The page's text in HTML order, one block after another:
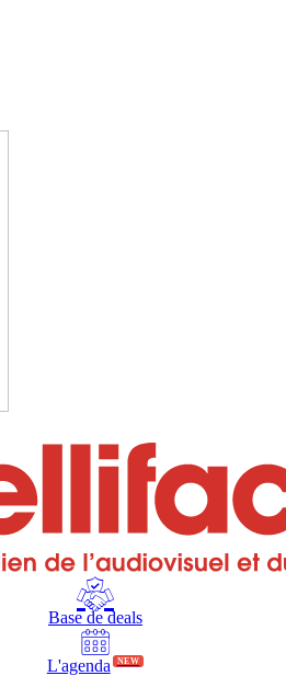
Base de deals
L'agenda NEW